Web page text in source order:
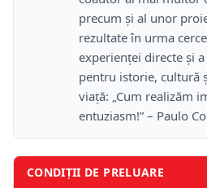
precum și al unor
rezultate în urma
experienței directe și
pentru istorie, cultură
viață: „Cum realizăm
entuziasm!” – Paulo
CONDIȚII DE PRELUARE